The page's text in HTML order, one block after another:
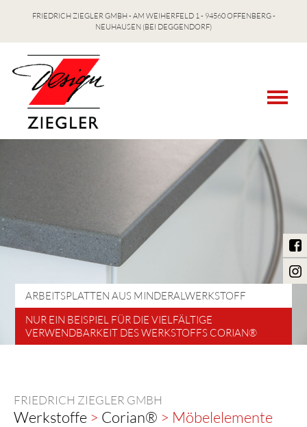
ARBEITSPLATTEN AUS MINDERALWERKSTOFF
NUR EIN BEISPIEL FÜR DIE VIELFÄLTIGE
VERWENDBARKEIT DES WERKSTOFFS CORIAN®
FRIEDRICH ZIEGLER GMBH
Werkstoffe> Corian® > Möbelelemente
FRIEDRICH ZIEGLER GMBH - AM WEIHERFELD 1 - 94560 OFFENBERG -
NEUHAUSEN (BEI DEGGENDORF)

